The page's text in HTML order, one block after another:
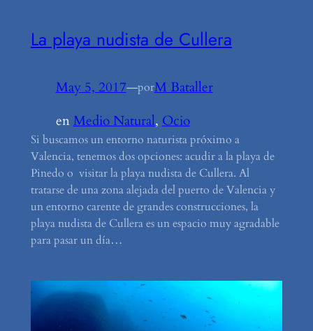
La playa nudista de Cullera
May 5, 2017—porM Bataller
enMedio Natural, Ocio
Si buscamos un entorno naturista próximo a
Valencia, tenemos dos opciones: acudir a la playa de
Pinedo o visitar la playa nudista de Cullera. Al
tratarse de una zona alejada del puerto de Valencia y
un entorno carente de grandes construcciones, la
playa nudista de Cullera es un espacio muy agradable
para pasar un día…